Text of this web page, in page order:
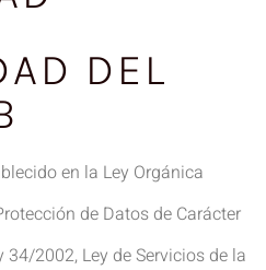
DEL
en la Ley Orgánica
de Datos de Carácter
34/2002, Ley de Servicios de la